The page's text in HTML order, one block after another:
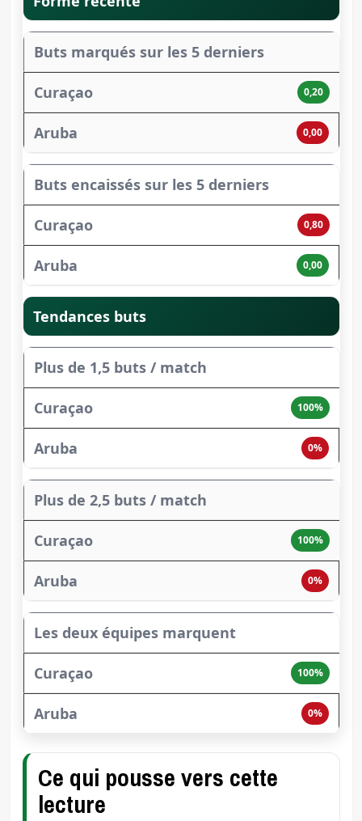
Buts marqués sur les 5 derniers
0,20
0,00
Buts encaissés sur les 5 derniers
0,80
0,00
Tendances buts
Plus de 1,5 buts / match
100%
0%
Plus de 2,5 buts / match
100%
0%
Les deux équipes marquent
100%
0%
Ce qui pousse vers cette
lecture